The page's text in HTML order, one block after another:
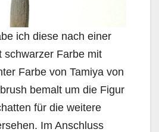
ich diese nach einer
schwarzer Farbe mit
Farbe von Tamiya von
bemalt um die Figur
für die weitere
Im Anschluss